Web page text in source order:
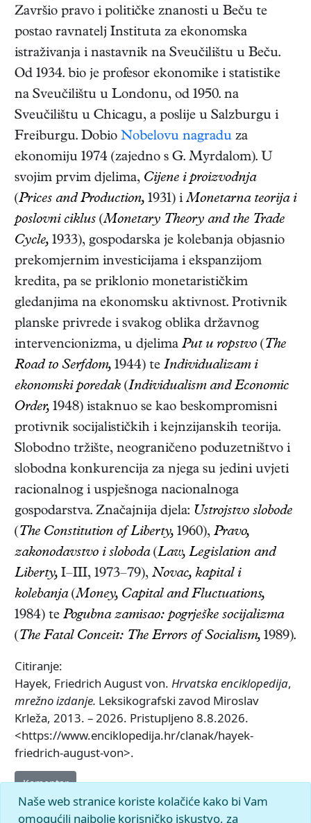
Završio pravo i političke znanosti u Beču te
postao ravnatelj Instituta za ekonomska
istraživanja i nastavnik na Sveučilištu u Beču.
Od 1934. bio je profesor ekonomike i statistike
na Sveučilištu u Londonu, od 1950. na
Sveučilištu u Chicagu, a poslije u Salzburgu i
Freiburgu. Dobio Nobelovu nagradu za
ekonomiju 1974 (zajedno s G. Myrdalom). U
svojim prvim djelima, Cijene i proizvodnja
(Prices and Production, 1931) iMonetarna teorija i
poslovni ciklus (Monetary Theory and the Trade
Cycle, 1933), gospodarska je kolebanja objasnio
prekomjernim investicijama i ekspanzijom
kredita, pa se priklonio monetarističkim
gledanjima na ekonomsku aktivnost. Protivnik
planske privrede i svakog oblika državnog
intervencionizma, u djelima Put u ropstvo (The
Road to Serfdom, 1944) te Individualizam i
ekonomski poredak (Individualism and Economic
Order, 1948) istaknuo se kao beskompromisni
protivnik socijalističkih i kejnzijanskih teorija.
Slobodno tržište, neograničeno poduzetništvo i
slobodna konkurencija za njega su jedini uvjeti
racionalnog i uspješnoga nacionalnoga
gospodarstva. Značajnija djela: Ustrojstvo slobode
(The Constitution of Liberty, 1960), Pravo,
zakonodavstvo i sloboda(Law, Legislation and
Liberty, I–III, 1973–79), Novac, kapital i
kolebanja(Money, Capital and Fluctuations,
1984) te Pogubna zamisao: pogrješke socijalizma
(The Fatal Conceit: The Errors of Socialism, 1989).
Citiranje:
Hayek, Friedrich August von. Hrvatska enciklopedija,
mrežno izdanje. Leksikografski zavod Miroslav
Krleža, 2013. – 2026. Pristupljeno 8.8.2026.
<https://www.enciklopedija.hr/clanak/hayek-
friedrich-august-von>.
Komentar
Naše web stranice koriste kolačiće kako bi Vam
omogućili najbolje korisničko iskustvo, za